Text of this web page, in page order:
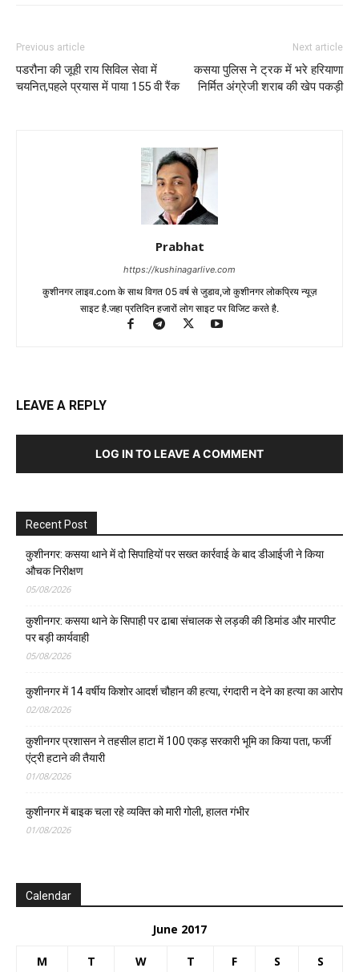
Previous article
पडरौना की जूही राय सिविल सेवा में
चयनित,पहले प्रयास में पाया 155 वी रैंक
Next article
कसया पुलिस ने ट्रक में भरे हरियाणा
निर्मित अंग्रेजी शराब की खेप पकड़ी
Prabhat
https://kushinagarlive.com
कुशीनगर लाइव.com के साथ विगत 05 वर्ष से जुडाव,जो कुशीनगर लोकप्रिय न्यूज़
साइट है.जहा प्रतिदिन हजारों लोग साइट पर विजिट करते है.
LEAVE A REPLY
LOG IN TO LEAVE A COMMENT
Recent Post
कुशीनगर: कसया थाने में दो सिपाहियों पर सख्त कार्रवाई के बाद डीआईजी ने किया
औचक निरीक्षण
05/08/2026
कुशीनगर: कसया थाने के सिपाही पर ढाबा संचालक से लड़की की डिमांड और मारपीट
पर बड़ी कार्यवाही
05/08/2026
कुशीनगर में 14 वर्षीय किशोर आदर्श चौहान की हत्या, रंगदारी न देने का हत्या का आरोप
02/08/2026
कुशीनगर प्रशासन ने तहसील हाटा में 100 एकड़ सरकारी भूमि का किया पता, फर्जी
एंट्री हटाने की तैयारी
01/08/2026
कुशीनगर में बाइक चला रहे व्यक्ति को मारी गोली, हालत गंभीर
01/08/2026
Calendar
June 2017
M T W T F S S